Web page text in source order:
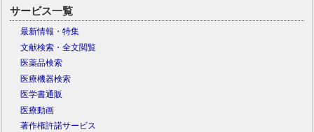
サービス一覧
最新情報・特集
文献検索・全文閲覧
医薬品検索
医療機器検索
医学書通販
医療動画
著作権許諾サービス